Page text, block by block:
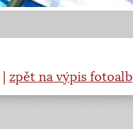
|zpět na výpis fotoalb